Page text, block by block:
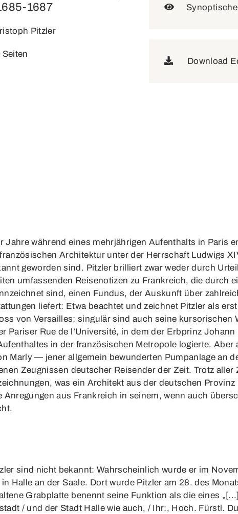
1687
Pitzler
Seiten
Download
während eines mehrjährigen Aufenthalts in Paris
Architektur unter der Herrschaft Ludwigs
geworden sind. Pitzler brilliert zwar weder durch
umfassenden Reisenotizen zu Frankreich, die durch
sind, einen Fundus, der Auskunft über
liefert: Etwa beachtet und zeichnet Pitzler als
von Versailles; singulär sind auch seine kursorischen
Rue de l’Université, in dem der Erbprinz
in der französischen Metropole logierte. Aber
Marly — jener allgemein bewunderten Pumpanlage an
Zeugnissen deutscher Reisender der Zeit. Trotz aller
was ein Architekt aus der deutschen
aus Frankreich in seinem, wenn auch
sind nicht bekannt: Wahrscheinlich wurde er im
Halle an der Saale. Dort wurde Pitzler am 28. des
Grabplatte benennt seine Funktion als die eines
/ und der Stadt Halle wie auch, / Ihr:, Hoch. Fürstl.